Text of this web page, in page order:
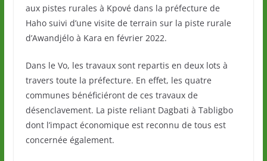
aux pistes rurales à Kpové dans la préfecture de
Haho suivi d’une visite de terrain sur la piste rurale
d’Awandjélo à Kara en février 2022.
Dans le Vo, les travaux sont repartis en deux lots à
travers toute la préfecture. En effet, les quatre
communes bénéficiéront de ces travaux de
désenclavement. La piste reliant Dagbati à Tabligbo
dont l’impact économique est reconnu de tous est
concernée également.